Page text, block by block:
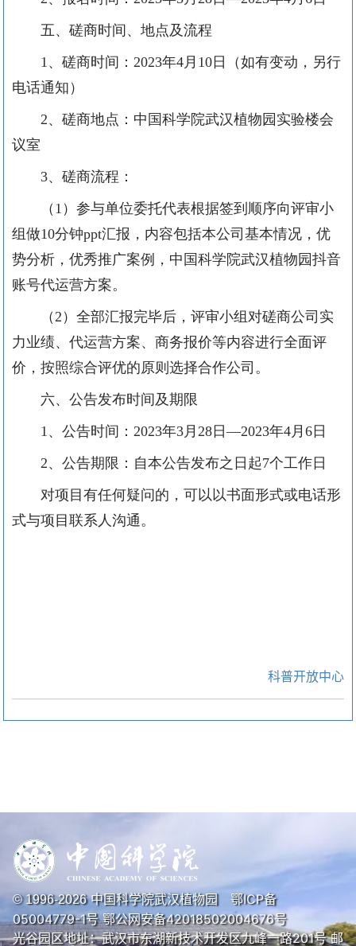
五、磋商时间、地点及流程
1、磋商时间：2023年4月10日（如有变动，另行
电话通知）
2、磋商地点： 中国科学院武汉植物园实验楼会
议室
3、磋商流程：
（ 1）参与单位委托代表根据签到顺序向评审小
组做10分钟ppt汇报，内容包括本公司基本情况，优
势分析，优秀推广案例， 中国科学院武汉植物园抖音
账号代运营方案。
（ 2）全部汇报完毕后，评审小组对磋商公司实
力业绩、 代运营方案、商务报价等内容进行全面评
价，按照综合评优的原则选择合作公司。
六、公告发布时间及期限
1、公告时间： 2023年3月28日—2023年4月6日
2、公告期限：自本公告发布之日起7个工作日
对项目有任何疑问的，可以以书面形式或电话形
式与项目联系人沟通 。
科普开放中心
© 1996-2026中国科学院武汉植物园 鄂ICP备
05004779-1号鄂公网安备42018502004676号
光谷园区地址：武汉市东湖新技术开发区九峰一路201号 邮